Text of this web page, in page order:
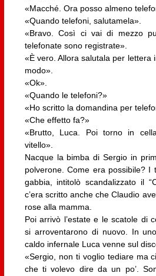
«Macché. Ora posso almeno
«Quando telefoni, salutamela».
«Bravo. Così ci vai di mezzo
telefonate sono registrate».
«È vero. Allora salutala per lettera
modo».
«Ok».
«Quando le telefoni?»
«Ho scritto la domandina per
«Che effetto fa?»
«Brutto, Luca. Poi torno in
vitello».
Nacque la bimba di Sergio in
polverone. Come era possibile? I
gabbia, intitolò scandalizzato il
c’era scritto anche che Claudio
rose alla mamma.
Poi arrivò l’estate e le scatole di
si arroventarono di nuovo. In
caldo infernale Luca venne sul
«Sergio, non ti voglio tediare ma
che ti volevo dire da un po’.